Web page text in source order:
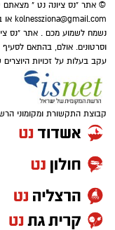
© אתר "נס ציונה נט " מצאתם
kolnessziona@gmail.com
נשמח לשמוע מכם . אתר "נס
עקב בעלות על זכויות
קבוצת התקשורת ומקומוני